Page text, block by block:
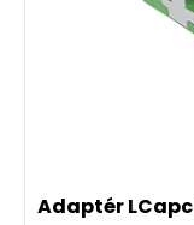
Adaptér LCapc SM